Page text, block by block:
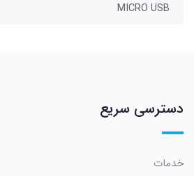
MICRO USB
دسترسی سریع
خدمات